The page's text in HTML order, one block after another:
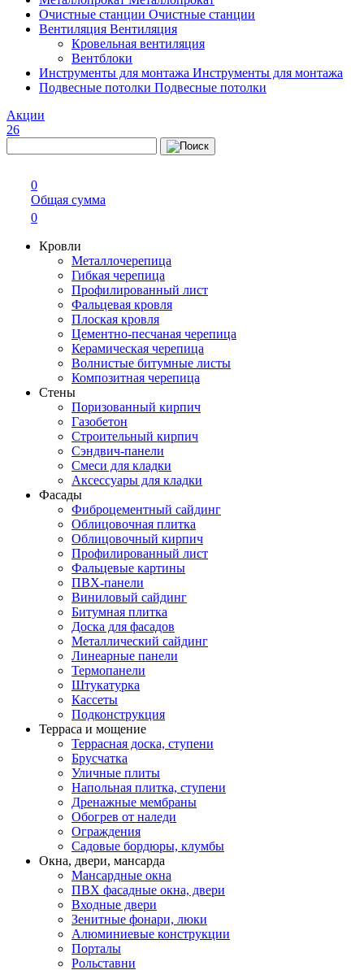
Очистные станции Очистные станции
Вентиляция Вентиляция
Кровельная вентиляция
Вентблоки
Инструменты для монтажа Инструменты для монтажа
Подвесные потолки Подвесные потолки
Акции
26
0
Общая сумма
0
Кровли
Металлочерепица
Гибкая черепица
Профилированный лист
Фальцевая кровля
Плоская кровля
Цементно-песчаная черепица
Керамическая черепица
Волнистые битумные листы
Композитная черепица
Стены
Поризованный кирпич
Газобетон
Строительный кирпич
Сэндвич-панели
Смеси для кладки
Аксессуары для кладки
Фасады
Фиброцементный сайдинг
Облицовочная плитка
Облицовочный кирпич
Профилированный лист
Фальцевые картины
ПВХ-панели
Виниловый сайдинг
Битумная плитка
Доска для фасадов
Металлический сайдинг
Линеарные панели
Термопанели
Штукатурка
Кассеты
Подконструкция
Терраса и мощение
Террасная доска, ступени
Брусчатка
Уличные плиты
Напольная плитка, ступени
Дренажные мембраны
Обогрев от наледи
Ограждения
Садовые бордюры, клумбы
Окна, двери, мансарда
Мансардные окна
ПВХ фасадные окна, двери
Входные двери
Зенитные фонари, люки
Алюминиевые конструкции
Порталы
Рольставни